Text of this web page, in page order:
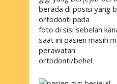
berada di posisi yang
ortodonti pada
foto di sisi sebelah
saat ini pasien masih
perawatan
ortodonti/behel.